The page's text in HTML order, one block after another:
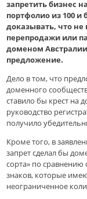
запретить бизнес
портфолио из 100
доказывать, что
перепродажи или
доменом Австралии
предложение.
Дело в том, что
доменного
ставило бы крест на
руководство
получило
Кроме того, в
запрет сделал бы
сорта» по
знаков, которые
неограниченное